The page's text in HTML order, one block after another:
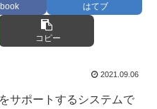
はてブ
コピー
2021.09.06
サポートするシステムで